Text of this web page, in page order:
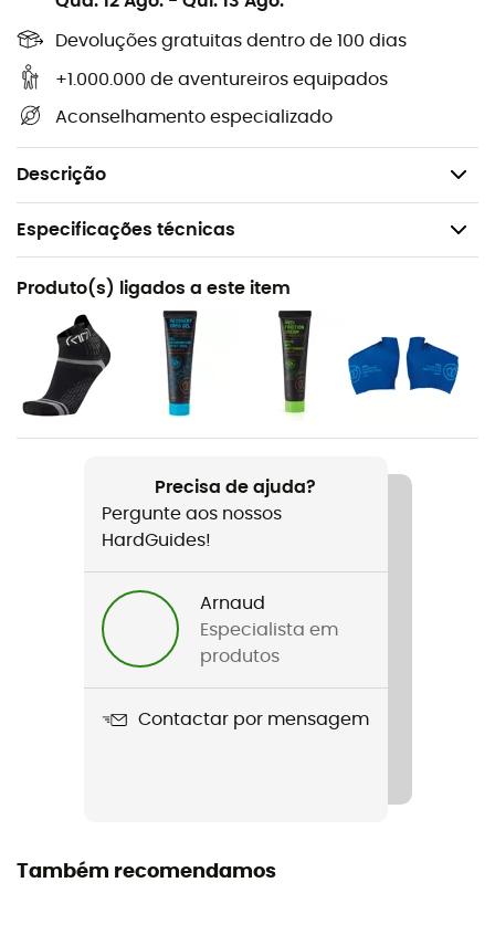
Devoluções gratuitas dentro de 100 dias
+1.000.000 de aventureiros equipados
Aconselhamento especializado
Descrição
Almofada de calcanhar em gel: dissipa os
impactos
Perfurações: respirabilidade
Espessura dos dedos: 4 mm
Especificações técnicas
Recomendado para
Trail / Running
Nome do produto
3Feet Run Protec High
Entressola
6 mm (heel), 34 mm (arch), 4 mm (toes)
Produto(s) ligados a este item
Precisa de ajuda?
Pergunte aos nossos
HardGuides!
Arnaud
Especialista em
produtos
Contactar por mensagem
Também recomendamos